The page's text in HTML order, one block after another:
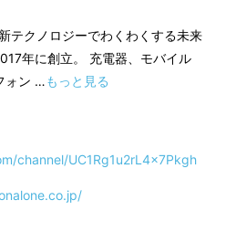
ンにカメラ。旅行や出
必要な個々の充電器や
だけでも重く、かさばっ
番号：あり
番号の記
行者に直接
適格請求書発行事
Makuakeメッセー
テクノロジーでわくわくする未来
年に創立。 充電器、モバイル
ォン …もっと見る
channel/UC1Rg1u2rL4x7Pkgh